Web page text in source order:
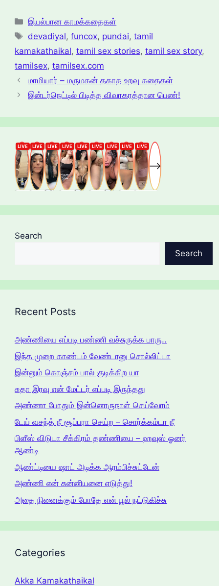
Categories
இயல்பான காமக்கதைகள்
Tags
devadiyal,funcox, pundai,tamil
kamakathaikal, tamil sex stories, tamil sex story,
tamilsex, tamilsex.com
மாமியார் – மருமகன் தகாத உறவு கதைகள்
இன்டர்நெட்டில் பிடித்த விவாகரத்தான பெண்!
Search
Search
Recent Posts
அண்ணியை எப்படி பண்ணி வச்சுருக்க பாரு..
இந்த முறை காண்டம் வேண்டானு சொல்லிட்டா
இன்னும் கொஞ்சம் பால் குடிக்கிற யா
சுதா இரவு என் மேட்டர் எப்படி இருந்தது
அண்ணா போதும் இன்னொருநாள் செய்வோம்
டேய் வசந்த் நீ சூப்பரா செய்ற – சொர்க்கம்டா நீ
பிளீஸ் விடுடா சீக்கிரம் தண்ணியை – ஹவுஸ் ஓனர்
ஆண்டி
ஆண்ட்டியை ஷாட் அடிக்க ஆரம்பிச்சுட்டேன்
அண்ணி என் ‌சுன்னியனை எடுத்து!
அதை நினைக்கும் போதே என் பூல் நட்டுகிச்சு
Categories
Akka Kamakathaikal